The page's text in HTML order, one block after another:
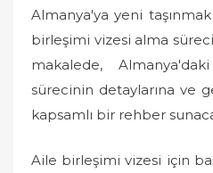
Almanya'ya yeni
birleşimi vizesi alma
makalede,
sürecinin detaylarına ve
kapsamlı bir rehber
Aile birleşimi vizesi için